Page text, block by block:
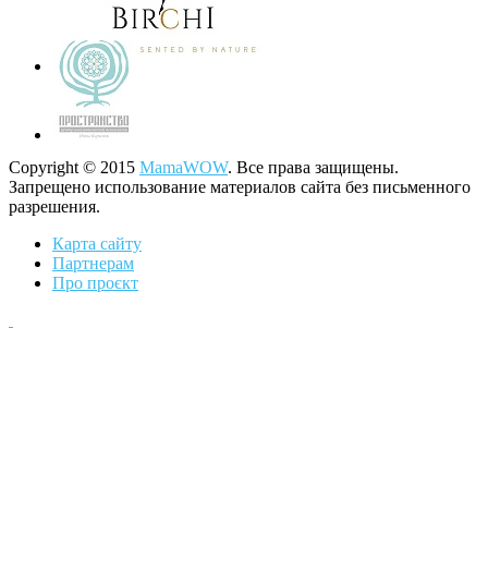
Copyright © 2015 MamaWOW. Все права защищены.
Запрещено использование материалов сайта без письменного
разрешения.
Карта сайту
Партнерам
Про проєкт